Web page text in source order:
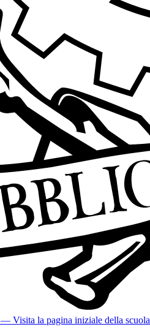
— Visita la pagina iniziale della scuola